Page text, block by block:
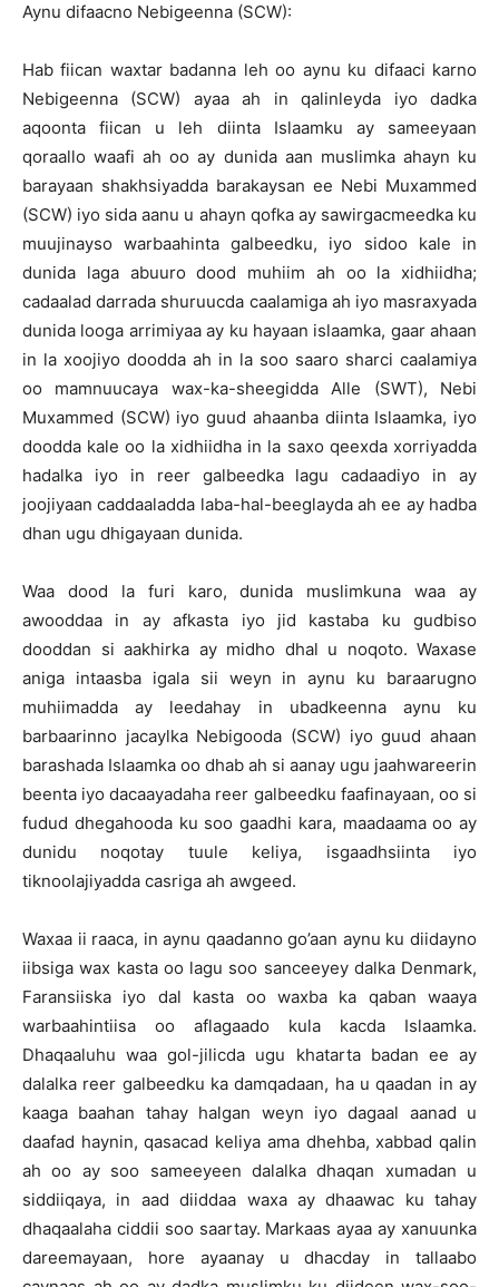
Aynu difaacno Nebigeenna (SCW):
Hab fiican waxtar badanna leh oo aynu ku difaaci karno
Nebigeenna (SCW) ayaa ah in qalinleyda iyo dadka
aqoonta fiican u leh diinta Islaamku ay sameeyaan
qoraallo waafi ah oo ay dunida aan muslimka ahayn ku
barayaan shakhsiyadda barakaysan ee Nebi Muxammed
(SCW) iyo sida aanu u ahayn qofka ay sawirgacmeedka ku
muujinayso warbaahinta galbeedku, iyo sidoo kale in
dunida laga abuuro dood muhiim ah oo la xidhiidha;
cadaalad darrada shuruucda caalamiga ah iyo masraxyada
dunida looga arrimiyaa ay ku hayaan islaamka, gaar ahaan
in la xoojiyo doodda ah in la soo saaro sharci caalamiya
oo mamnuucaya wax-ka-sheegidda Alle (SWT), Nebi
Muxammed (SCW) iyo guud ahaanba diinta Islaamka, iyo
doodda kale oo la xidhiidha in la saxo qeexda xorriyadda
hadalka iyo in reer galbeedka lagu cadaadiyo in ay
joojiyaan caddaaladda laba-hal-beeglayda ah ee ay hadba
dhan ugu dhigayaan dunida.
Waa dood la furi karo, dunida muslimkuna waa ay
awooddaa in ay afkasta iyo jid kastaba ku gudbiso
dooddan si aakhirka ay midho dhal u noqoto. Waxase
aniga intaasba igala sii weyn in aynu ku baraarugno
muhiimadda ay leedahay in ubadkeenna aynu ku
barbaarinno jacaylka Nebigooda (SCW) iyo guud ahaan
barashada Islaamka oo dhab ah si aanay ugu jaahwareerin
beenta iyo dacaayadaha reer galbeedku faafinayaan, oo si
fudud dhegahooda ku soo gaadhi kara, maadaama oo ay
dunidu noqotay tuule keliya, isgaadhsiinta iyo
tiknoolajiyadda casriga ah awgeed.
Waxaa ii raaca, in aynu qaadanno go’aan aynu ku diidayno
iibsiga wax kasta oo lagu soo sanceeyey dalka Denmark,
Faransiiska iyo dal kasta oo waxba ka qaban waaya
warbaahintiisa oo aflagaado kula kacda Islaamka.
Dhaqaaluhu waa gol-jilicda ugu khatarta badan ee ay
dalalka reer galbeedku ka damqadaan, ha u qaadan in ay
kaaga baahan tahay halgan weyn iyo dagaal aanad u
daafad haynin, qasacad keliya ama dhehba, xabbad qalin
ah oo ay soo sameeyeen dalalka dhaqan xumadan u
siddiiqaya, in aad diiddaa waxa ay dhaawac ku tahay
dhaqaalaha ciddii soo saartay. Markaas ayaa ay xanuunka
dareemayaan, hore ayaanay u dhacday in tallaabo